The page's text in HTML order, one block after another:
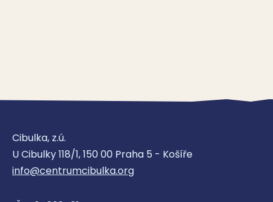
Cibulka, z.ú.
U Cibulky 118/1, 150 00 Praha 5 - Košíře
info@centrumcibulka.org